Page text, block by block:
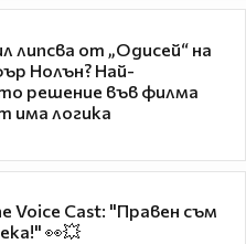
липсва от „Одисей“ на
Нолън? Най-
решение във филма
има логика
Voice Cast: "Правен съм
👀💥